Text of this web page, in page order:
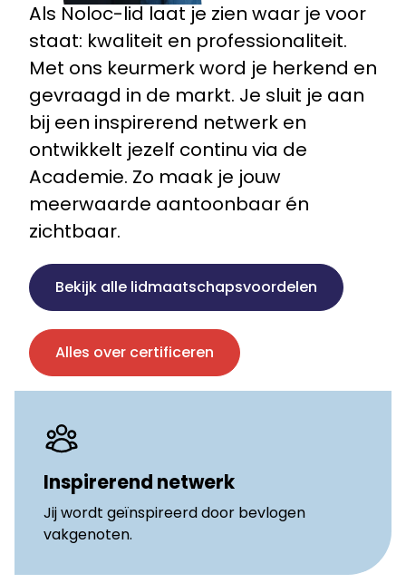
Als Noloc-lid laat je zien waar je voor
staat: kwaliteit en professionaliteit.
Met ons keurmerk word je herkend en
gevraagd in de markt. Je sluit je aan
bij een inspirerend netwerk en
ontwikkelt jezelf continu via de
Academie. Zo maak je jouw
meerwaarde aantoonbaar én
zichtbaar.
Bekijk alle lidmaatschapsvoordelen
Alles over certificeren
Inspirerend netwerk
Jij wordt geïnspireerd door bevlogen
vakgenoten.